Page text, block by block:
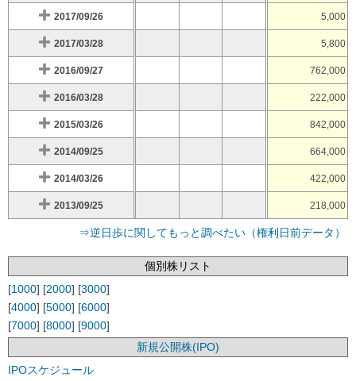
2017/09/26 5,000
2017/03/28 5,800
2016/09/27 762,000
2016/03/28 222,000
2015/03/26 842,000
2014/09/25 664,000
2014/03/26 422,000
2013/09/25 218,000
⇒逆日歩に関してもっと調べたい（権利日前データ）
個別株リスト
[1000] [2000] [3000]
[4000] [5000] [6000]
[7000] [8000] [9000]
新規公開株(IPO)
IPOスケジュール